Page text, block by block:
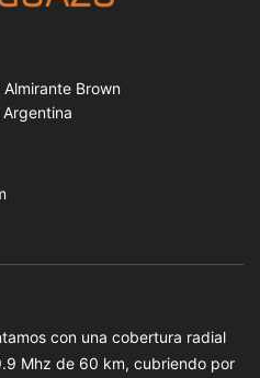
Almirante Brown
con una cobertura radial
Mhz de 60 km, cubriendo por